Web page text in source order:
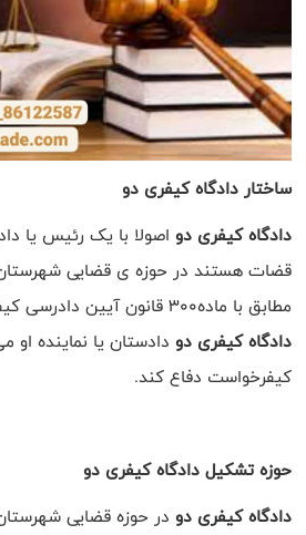
ساختار دادگاه کیفری دو
دادگاه کیفری دو اصولا با یک رئیس یا
قضات هستند در حوزه ی قضایی
مطابق با ماده300 قانون آیین دادرسی کیفری در تمامی جلسات
دادگاه کیفری دو دادستان یا نماینده او
کیفرخواست دفاع کند.
حوزه تشکیل دادگاه کیفری دو
دادگاه کیفری دو در حوزه قضایی